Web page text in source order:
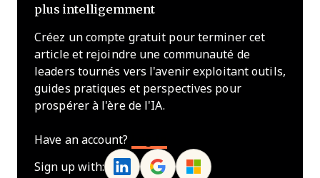
plus intelligemment
Créez un compte gratuit pour terminer cet
article et rejoindre une communauté de
leaders tournés vers l'avenir exploitant outils,
guides pratiques et perspectives pour
prospérer à l'ère de l'IA.
Have an account?
Sign up with: